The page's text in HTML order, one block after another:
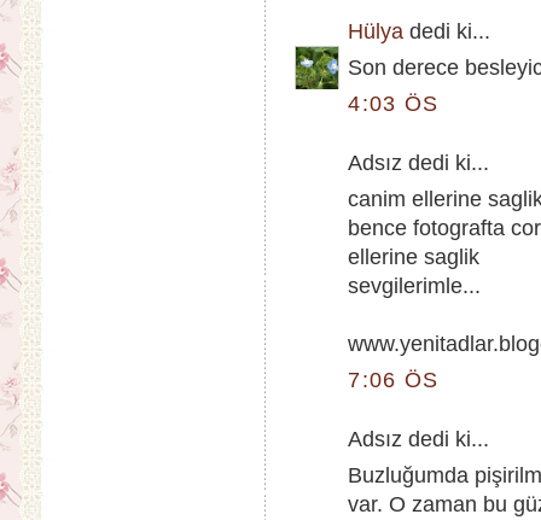
Hülya dedi ki...
Son derece
4:03 ÖS
Adsız dedi ki...
canim ellerine
bence fotografta
ellerine saglik
sevgilerimle...
7:06 ÖS
Adsız dedi ki...
Buzluğumda
var. O zaman bu